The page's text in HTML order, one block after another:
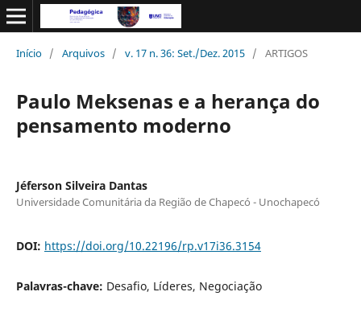
Início / Arquivos / v. 17 n. 36: Set./Dez. 2015 / ARTIGOS
Paulo Meksenas e a herança do
pensamento moderno
Jéferson Silveira Dantas
Universidade Comunitária da Região de Chapecó - Unochapecó
DOI: https://doi.org/10.22196/rp.v17i36.3154
Palavras-chave: Desafio, Líderes, Negociação